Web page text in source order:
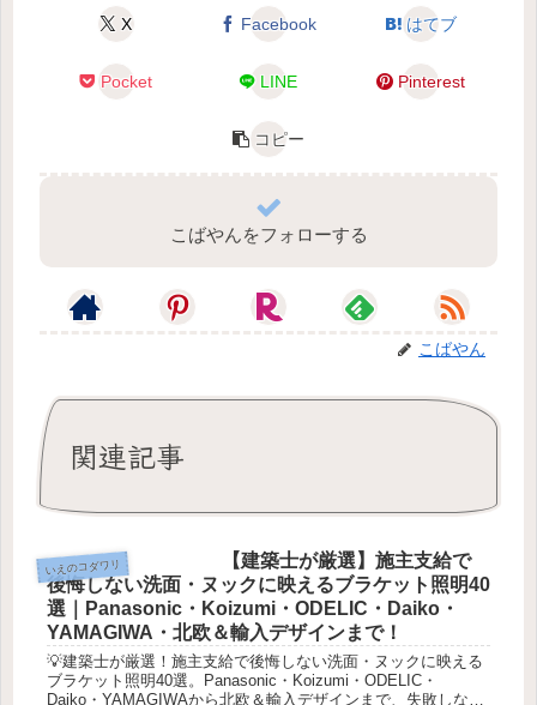
X Facebook はてブ
Pocket LINE Pinterest
コピー
こばやんをフォローする
こばやん
関連記事
いえのコダワリ
【建築士が厳選】施主支給で
後悔しない洗面・ヌックに映えるブラケット照明40
選｜Panasonic・Koizumi・ODELIC・Daiko・
YAMAGIWA・北欧＆輸入デザインまで！
💡建築士が厳選！施主支給で後悔しない洗面・ヌックに映える
ブラケット照明40選。Panasonic・Koizumi・ODELIC・
Daiko・YAMAGIWAから北欧＆輸入デザインまで、失敗しない